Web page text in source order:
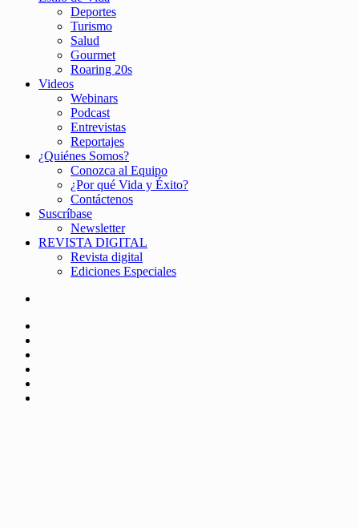
Deportes
Turismo
Salud
Gourmet
Roaring 20s
Videos
Webinars
Podcast
Entrevistas
Reportajes
¿Quiénes Somos?
Conozca al Equipo
¿Por qué Vida y Éxito?
Contáctenos
Suscríbase
Newsletter
REVISTA DIGITAL
Revista digital
Ediciones Especiales